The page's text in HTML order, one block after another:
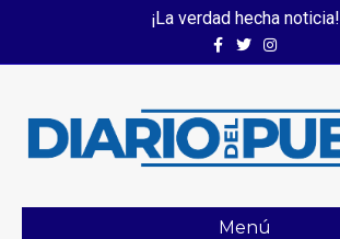
¡La verdad hecha noticia!
FacebookTwitterInstagram
Menú